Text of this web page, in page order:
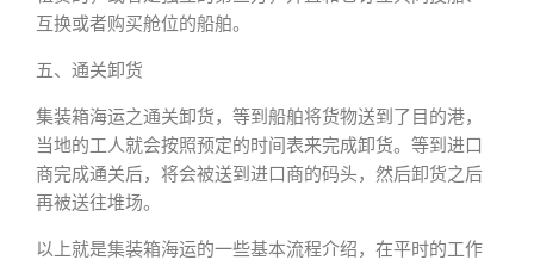
互换或者购买舱位的船舶。
五、通关卸货
集装箱海运之通关卸货，等到船舶将货物送到了目的港，
当地的工人就会按照预定的时间表来完成卸货。等到进口
商完成通关后，将会被送到进口商的码头，然后卸货之后
再被送往堆场。
以上就是集装箱海运的一些基本流程介绍，在平时的工作